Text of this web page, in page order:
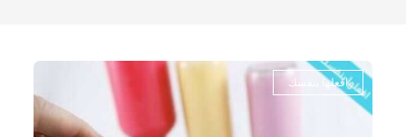
مقالات
الكاتبافعلها بنفسك